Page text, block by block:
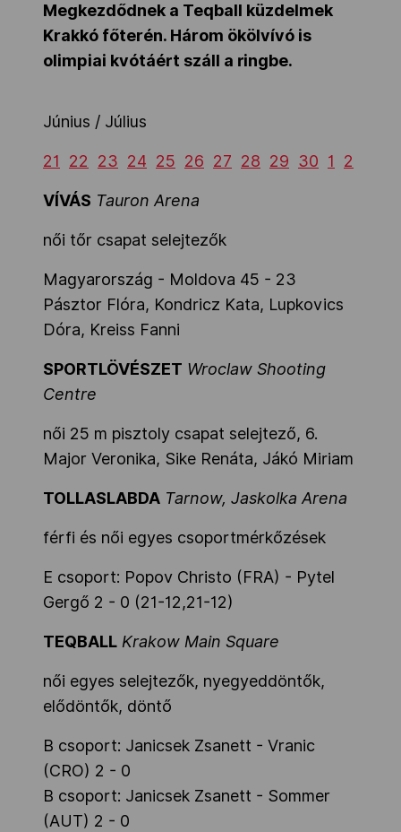
Társszervezetek
OVEP
Adatbank
Megkezdődnek a Teqball küzdelmek
Krakkó főterén. Három ökölvívó is
olimpiai kvótáért száll a ringbe.
Június / Július
21 22 23 24 25 26 27 28 29 30 1 2
VÍVÁS Tauron Arena
női tőr csapat selejtezők
Magyarország - Moldova 45 - 23
Pásztor Flóra, Kondricz Kata, Lupkovics
Dóra, Kreiss Fanni
SPORTLÖVÉSZET Wroclaw Shooting
Centre
női 25 m pisztoly csapat selejtező, 6.
Major Veronika, Sike Renáta, Jákó Miriam
TOLLASLABDA Tarnow, Jaskolka Arena
férfi és női egyes csoportmérkőzések
E csoport: Popov Christo (FRA) - Pytel
Gergő 2 - 0 (21-12,21-12)
TEQBALL Krakow Main Square
női egyes selejtezők, nyegyeddöntők,
elődöntők, döntő
B csoport: Janicsek Zsanett - Vranic
(CRO) 2 - 0
B csoport: Janicsek Zsanett - Sommer
(AUT) 2 - 0